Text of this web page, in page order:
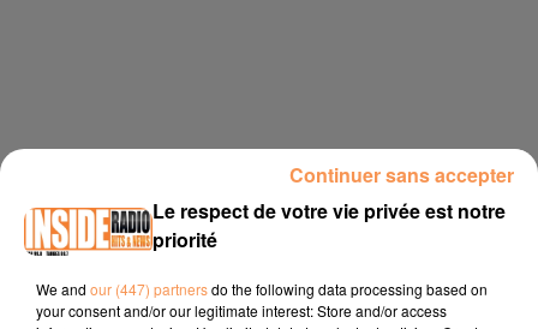
Publié : 15 avril 2025 à 16h33 par
Océane LovignyLe respect de votre vie privée est notre
priorité
We and our (447) partnersdo the following data processing based on
your consent and/or our legitimate interest: Store and/or access
Continuer sans accepter